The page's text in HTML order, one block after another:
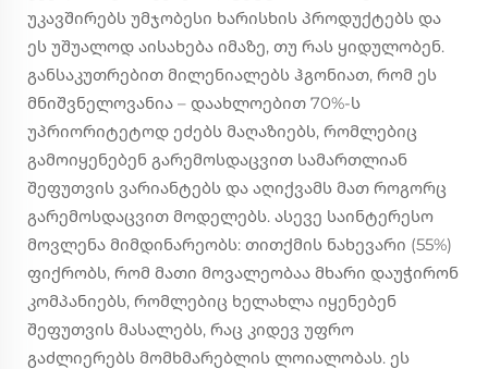
უკავშირებს უმჯობესი ხარისხის პროდუქტებს და
ეს უშუალოდ აისახება იმაზე, თუ რას ყიდულობენ.
განსაკუთრებით მილენიალებს ჰგონიათ, რომ ეს
მნიშვნელოვანია – დაახლოებით 70%-ს
უპრიორიტეტოდ ეძებს მაღაზიებს, რომლებიც
გამოიყენებენ გარემოსდაცვით სამართლიან
შეფუთვის ვარიანტებს და აღიქვამს მათ როგორც
გარემოსდაცვით მოდელებს. ასევე საინტერესო
მოვლენა მიმდინარეობს: თითქმის ნახევარი (55%)
ფიქრობს, რომ მათი მოვალეობაა მხარი დაუჭირონ
კომპანიებს, რომლებიც ხელახლა იყენებენ
შეფუთვის მასალებს, რაც კიდევ უფრო
გაძლიერებს მომხმარებლის ლოიალობას. ეს